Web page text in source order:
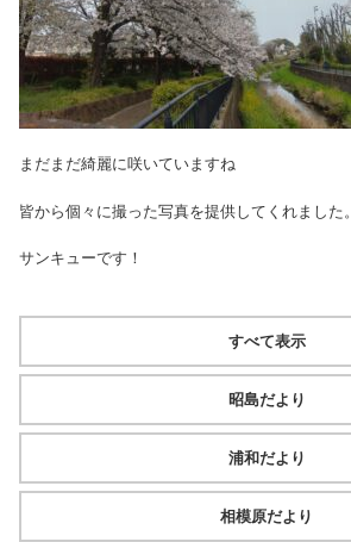
まだまだ綺麗に咲いていますね
皆から個々に撮った写真を提供してくれました。
サンキューです！
すべて表示
昭島だより
浦和だより
相模原だより